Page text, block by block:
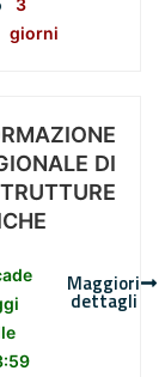
3
giorni
DI
Maggiori
dettagli